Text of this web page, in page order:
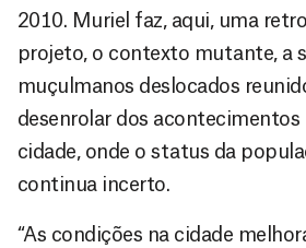
2010. Muriel faz, aqui, uma
projeto, o contexto mutante, a
muçulmanos deslocados
desenrolar dos acontecimentos
cidade, onde o status da
continua incerto.
“As condições na cidade